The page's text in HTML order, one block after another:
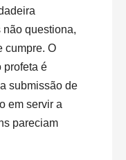
questiona,
cumpre. O
profeta é
submissão de
em servir a
pareciam